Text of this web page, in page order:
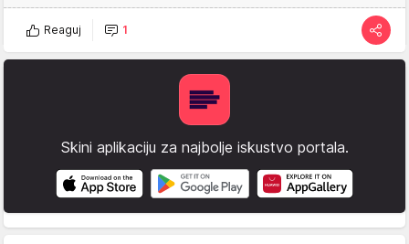
Reaguj 1
Skini aplikaciju za najbolje iskustvo portala.